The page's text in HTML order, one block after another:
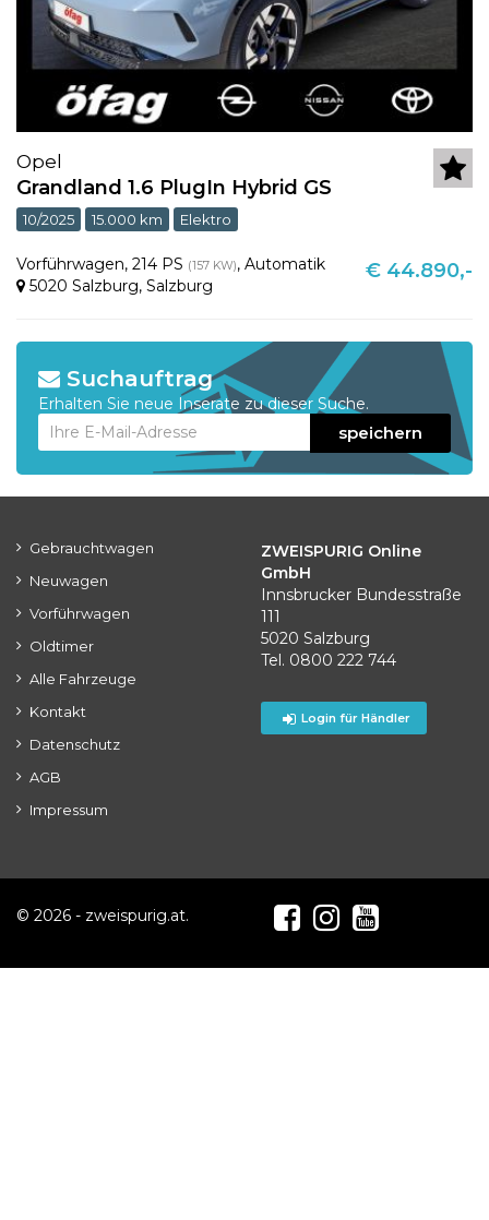
Opel
Grandland 1.6 PlugIn Hybrid GS
10/2025 15.000 km Elektro
Vorführwagen, 214 PS (157 KW), Automatik
5020 Salzburg, Salzburg
€ 44.890,-
Suchauftrag
Erhalten Sie neue Inserate zu dieser Suche.
speichern
Gebrauchtwagen
Neuwagen
Vorführwagen
Oldtimer
Alle Fahrzeuge
Kontakt
Datenschutz
AGB
Impressum
ZWEISPURIG Online
GmbH
Innsbrucker Bundesstraße
111
5020 Salzburg
Tel. 0800 222 744
Login für Händler
© 2026 - zweispurig.at.